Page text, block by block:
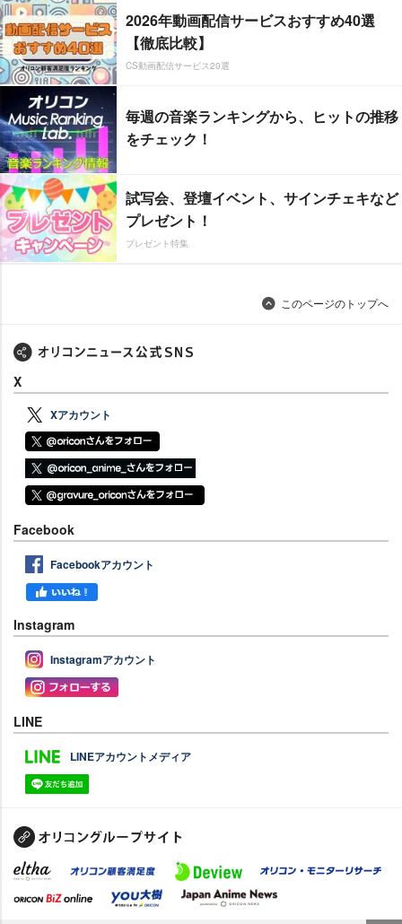
2026年動画配信サービスおすすめ40選
【徹底比較】
CS動画配信サービス20選
毎週の音楽ランキングから、ヒットの推移
をチェック！
試写会、登壇イベント、サインチェキなど
プレゼント！
プレゼント特集
このページのトップへ
X
Xアカウント
Facebook
Facebookアカウント
Instagram
Instagramアカウント
LINE
LINEアカウントメディア